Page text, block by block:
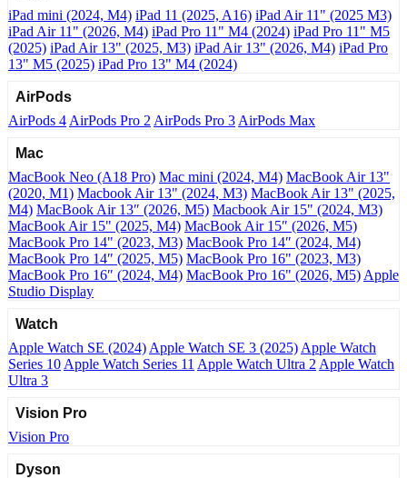
iPad mini (2024, M4) iPad 11 (2025, A16) iPad Air 11" (2025 M3)
iPad Air 11" (2026, M4) iPad Pro 11" M4 (2024) iPad Pro 11" M5
(2025) iPad Air 13" (2025, M3) iPad Air 13" (2026, M4) iPad Pro
13" M5 (2025) iPad Pro 13" M4 (2024)
AirPods
AirPods 4 AirPods Pro 2 AirPods Pro 3 AirPods Max
Mac
MacBook Neo (A18 Pro) Mac mini (2024, M4) MacBook Air 13"
(2020, M1) Macbook Air 13" (2024, M3) MacBook Air 13" (2025,
M4) MacBook Air 13″ (2026, M5) Macbook Air 15" (2024, M3)
MacBook Air 15" (2025, M4) MacBook Air 15″ (2026, M5)
MacBook Pro 14" (2023, M3) MacBook Pro 14″ (2024, M4)
MacBook Pro 14″ (2025, M5) MacBook Pro 16" (2023, M3)
MacBook Pro 16″ (2024, M4) MacBook Pro 16" (2026, M5) Apple
Studio Display
Watch
Apple Watch SE (2024) Apple Watch SE 3 (2025) Apple Watch
Series 10 Apple Watch Series 11 Apple Watch Ultra 2 Apple Watch
Ultra 3
Vision Pro
Vision Pro
Dyson